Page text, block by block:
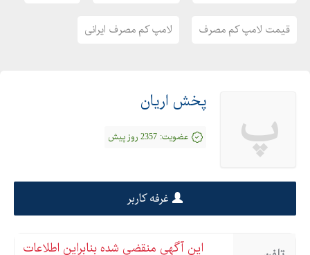
قیمت لامپ کم مصرف لامپ کم مصرف ایرانی
پ پخش اریان
عضویت: 2357 روز پیش
غرفه کاربر
این آگهی منقضی شده بنابراین اطلاعات